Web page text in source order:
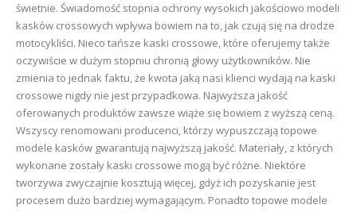
świetnie. Świadomość stopnia ochrony wysokich jakościowo modeli
kasków crossowych wpływa bowiem na to, jak czują się na drodze
motocykliści. Nieco tańsze kaski crossowe, które oferujemy także
oczywiście w dużym stopniu chronią głowy użytkowników. Nie
zmienia to jednak faktu, że kwota jaką nasi klienci wydają na kaski
crossowe nigdy nie jest przypadkowa. Najwyższa jakość
oferowanych produktów zawsze wiąże się bowiem z wyższą ceną.
Wszyscy renomowani producenci, którzy wypuszczają topowe
modele kasków gwarantują najwyższą jakość. Materiały, z których
wykonane zostały kaski crossowe mogą być różne. Niektóre
tworzywa zwyczajnie kosztują więcej, gdyż ich pozyskanie jest
procesem dużo bardziej wymagającym. Ponadto topowe modele